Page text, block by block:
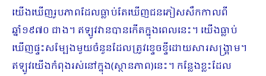
យើងឃើញរូបភាព​ដែលធ្លាប់តែឃើញជនភៀសសឹកកាលពី
ឆ្នាំ១៩៧០ ជាង។ ឥឡូវវានបានកើតក្នុងពេលនេះ។ យើងធ្លាប់
ឃើញផ្ទះសម្បែងមួយចំនួនដែលត្រូវខ្ទេចខ្ទីដោយសារសង្រ្គាម។
ឥឡូវយើងកំពុងរស់នៅក្នុង(ស្ថានភាព)នេះ។ កន្លែងខ្លះដែល